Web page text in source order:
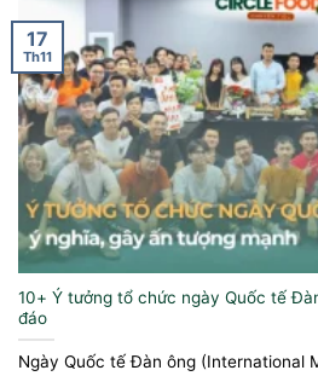
10+ Ý tưởng tổ chức ngày Quốc tế
đáo
Ngày Quốc tế Đàn ông (International
17
Th11